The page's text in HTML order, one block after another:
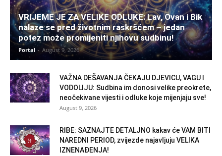
VRIJEME JE ZA VELIKE ODLUKE: Lav, Ovan i Bik
nalaze se pred životnim raskršćem – jedan
potez može promijeniti njihovu sudbinu!
Portal - August 9, 2026
VAŽNA DEŠAVANJA ČEKAJU DJEVICU, VAGU I
VODOLIJU: Sudbina im donosi velike preokrete,
neočekivane vijesti i odluke koje mijenjaju sve!
August 9, 2026
RIBE: SAZNAJTE DETALJNO kakav će VAM BITI
NAREDNI PERIOD, zvijezde najavljuju VELIKA
IZNENAĐENJA!